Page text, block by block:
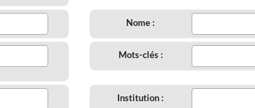
Nome :
Mots-clés :
Institution :